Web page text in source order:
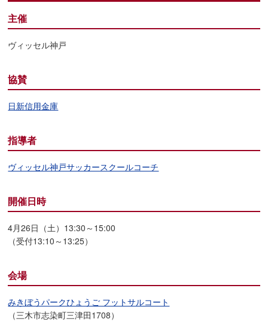
主催
ヴィッセル神戸
協賛
日新信用金庫
指導者
ヴィッセル神戸サッカースクールコーチ
開催日時
4月26日（土）13:30～15:00
（受付13:10～13:25）
会場
みきぼうパークひょうご フットサルコート
（三木市志染町三津田1708）